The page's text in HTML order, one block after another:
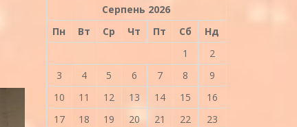
Серпень 2026
Пн
Вт Ср Чт Пт Сб
Нд
1
2
3
4 5 6 7 8
9
10
11 12 13 14 15
16
17
18 19 20 21 22
23